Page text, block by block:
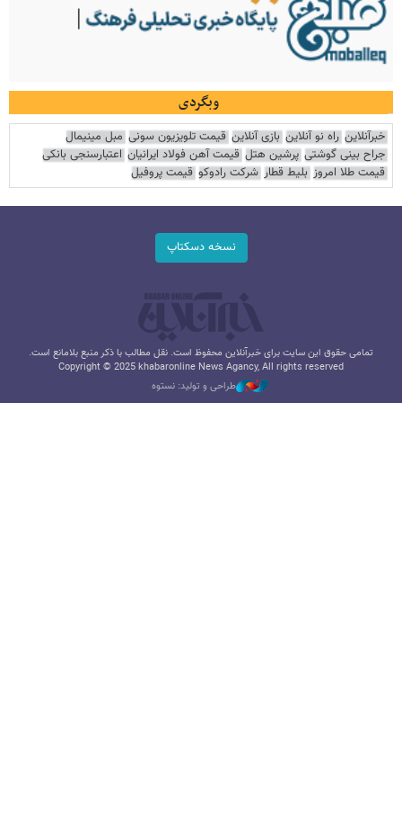
وبگردی
خبرآنلاین راه نو آنلاین بازی آنلاین قیمت تلویزیون سونی مبل مینیمال
جراح بینی گوشتی پرشین هتل قیمت آهن فولاد ایرانیان اعتبارسنجی بانکی
قیمت طلا امروز بلیط قطار شرکت رادوکو قیمت پروفیل
نسخه دسکتاپ
تمامی حقوق این سایت برای خبرآنلاین محفوظ است. نقل مطالب با ذکر منبع بلامانع است.
Copyright © 2025 khabaronline News Agancy, All rights reserved
طراحی و تولید: نستوه